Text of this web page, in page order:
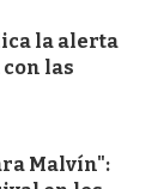
la alerta
las
Malvín":